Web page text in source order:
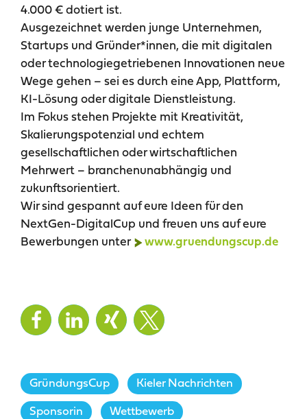
4.000 € dotiert ist.
Ausgezeichnet werden junge Unternehmen,
Startups und Gründer*innen, die mit digitalen
oder technologiegetriebenen Innovationen neue
Wege gehen – sei es durch eine App, Plattform,
KI-Lösung oder digitale Dienstleistung.
Im Fokus stehen Projekte mit Kreativität,
Skalierungspotenzial und echtem
gesellschaftlichen oder wirtschaftlichen
Mehrwert – branchenunabhängig und
zukunftsorientiert.
Wir sind gespannt auf eure Ideen für den
NextGen-DigitalCup und freuen uns auf eure
Bewerbungen unter
www.gruendungscup.de
GründungsCup Kieler Nachrichten
Sponsorin Wettbewerb